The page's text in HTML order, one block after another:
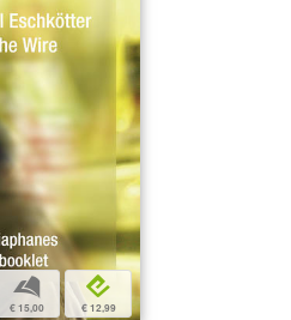
b
€ 15,00
e
€ 12,99